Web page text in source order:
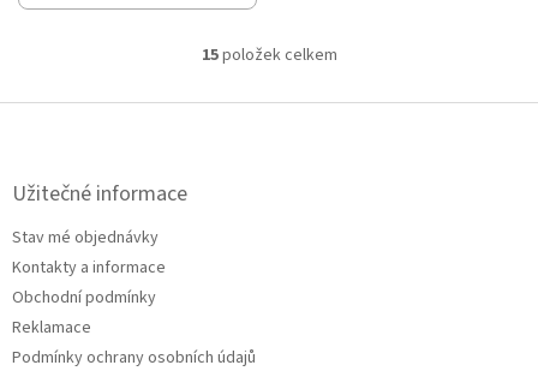
O
l
15položek celkem
Z
Užitečné informace
Stav mé objednávky
Kontakty a informace
Obchodní podmínky
Reklamace
Podmínky ochrany osobních údajů